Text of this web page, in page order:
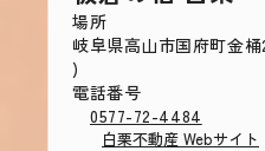
場所
岐阜県高山市国府町金
)
電話番号
0577-72-4484
白栗不動産 Webサイト